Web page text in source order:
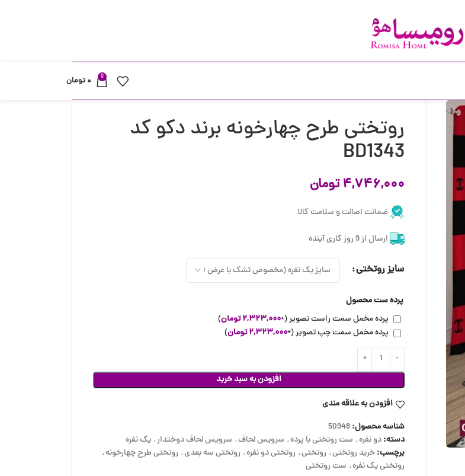
0 ۰تومان
روتختی طرح چهارخونه برند دکو کد
BD1343
۴,۷۴۶,۰۰۰ تومان
ضمانت اصالت و سلامت کالا
ارسال از 9 روز کاری آینده
سایز روتختی
پرده ست محصول
پرده مخمل سمت راست تصویر(+۲,۳۲۳,۰۰۰تومان)
پرده مخمل سمت چپ تصویر(+۲,۳۲۳,۰۰۰تومان)
افزودن به سبد خرید
افزودن به علاقه مندی
شناسه محصول:50948
دسته:دو نفره, ست روتختی با پرده, سرویس لحاف, سرویس لحاف دوختدار, یک نفره
برچسب:خرید روتختی, روتختی, روتختی دو نفره, روتختی سه بعدی, روتختی طرح چهارخونه,
روتختی یک نفره, ست روتختی